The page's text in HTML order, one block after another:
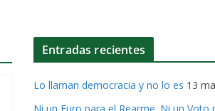
Entradas recientes
Lo llaman democracia y no lo es 13